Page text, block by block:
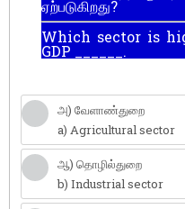
ஏற்படுகிறது?
Which sector is
GDP ______.
அ) வேளாண்துறை
a) Agricultural sector
ஆ) தொழில்துறை
b) Industrial sector